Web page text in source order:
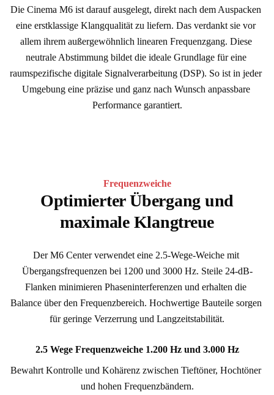
Die Cinema M6 ist darauf ausgelegt, direkt nach dem Auspacken
eine erstklassige Klangqualität zu liefern. Das verdankt sie vor
allem ihrem außergewöhnlich linearen Frequenzgang. Diese
neutrale Abstimmung bildet die ideale Grundlage für eine
raumspezifische digitale Signalverarbeitung (DSP). So ist in jeder
Umgebung eine präzise und ganz nach Wunsch anpassbare
Performance garantiert.
Frequenzweiche
Optimierter Übergang und
maximale Klangtreue
Der M6 Center verwendet eine 2.5-Wege-Weiche mit
Übergangsfrequenzen bei 1200 und 3000 Hz. Steile 24-dB-
Flanken minimieren Phaseninterferenzen und erhalten die
Balance über den Frequenzbereich. Hochwertige Bauteile sorgen
für geringe Verzerrung und Langzeitstabilität.
2.5 Wege Frequenzweiche 1.200 Hz und 3.000 Hz
Bewahrt Kontrolle und Kohärenz zwischen Tieftöner, Hochtöner
und hohen Frequenzbändern.